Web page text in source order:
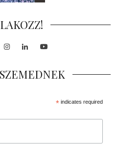
Instagram
LinkedInYoutube
*indicates required